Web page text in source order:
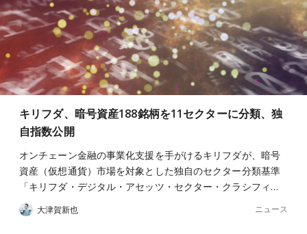
キリフダ、暗号資産188銘柄を11セクターに分類、独
自指数公開
オンチェーン金融の事業化支援を手がけるキリフダが、暗号
資産（仮想通貨）市場を対象とした独自のセクター分類基準
「キリフダ・デジタル・アセッツ・セクター・クラシフィ…
大津賀新也 ニュース